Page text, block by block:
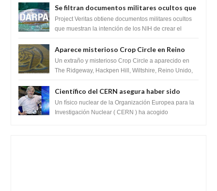
Se filtran documentos militares ocultos que
muestran la intención de los NIH de crear el
SARS-CoV-2, utilizando la investigación de
Project Veritas obtiene documentos militares ocultos
que muestran la intención de los NIH de crear el
Aparece misterioso Crop Circle en Reino
Unido 23 de junio 2016
Un extraño y misterioso Crop Circle a aparecido en
The Ridgeway, Hackpen Hill, Wiltshire, Reino Unido,
Científico del CERN asegura haber sido
ayudado por seres de luz durante una
prueba del Colisionador de Hadrones
Un físico nuclear de la Organización Europea para la
Investigación Nuclear ( CERN ) ha acogido